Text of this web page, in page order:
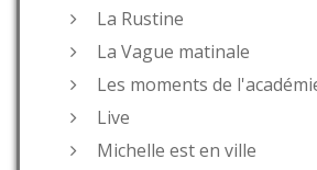
La Rustine
La Vague matinale
Les moments de
Live
Michelle est en ville